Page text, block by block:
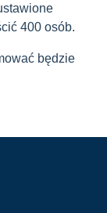
400 osób.
będzie